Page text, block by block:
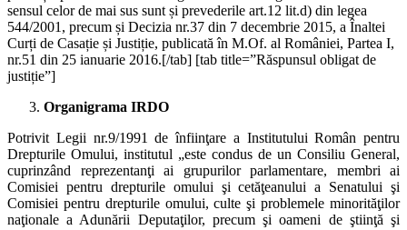
sensul celor de mai sus sunt și prevederile art.12 lit.d) din legea
544/2001, precum și Decizia nr.37 din 7 decembrie 2015, a Înaltei
Curți de Casație și Justiție, publicată în M.Of. al României, Partea I,
nr.51 din 25 ianuarie 2016.[/tab] [tab title=”Răspunsul obligat de
justiție”]
Organigrama IRDO
Potrivit Legii nr.9/1991 de înfiinţare a Institutului Român pentru
Drepturile Omului, institutul „este condus de un Consiliu General,
cuprinzând reprezentanţi ai grupurilor parlamentare, membri ai
Comisiei pentru drepturile omului şi cetăţeanului a Senatului şi
Comisiei pentru drepturile omului, culte şi problemele minorităţilor
naţionale a Adunării Deputaţilor, precum şi oameni de ştiinţă şi